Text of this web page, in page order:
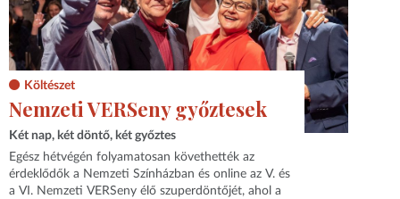
Költészet
Nemzeti VERSeny győztesek
Két nap, két döntő, két győztes
Egész hétvégén folyamatosan követhették az
érdeklődők a Nemzeti Színházban és online az V. és
a VI. Nemzeti VERSeny élő szuperdöntőjét, ahol a